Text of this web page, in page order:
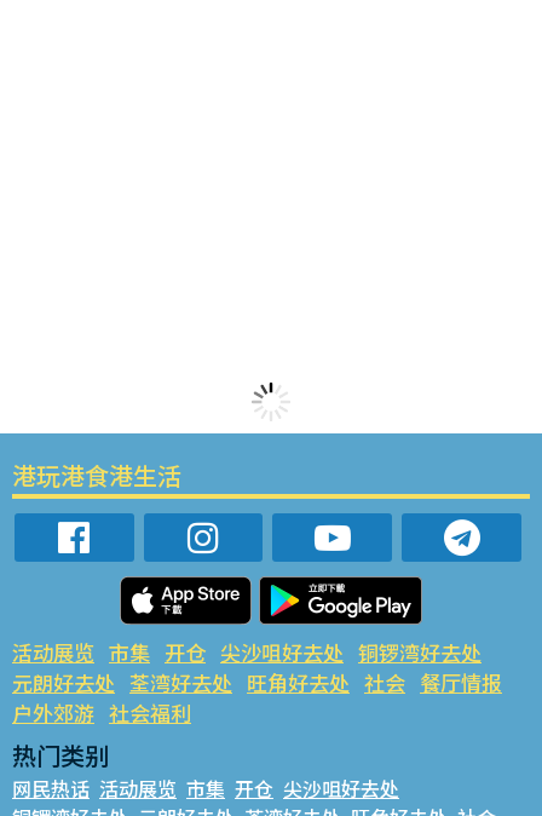
港玩港食港生活
活动展览 市集 开仓 尖沙咀好去处 铜锣湾好去处
元朗好去处 荃湾好去处 旺角好去处 社会 餐厅情报
户外郊游 社会福利
热门类别
网民热话 活动展览 市集 开仓 尖沙咀好去处